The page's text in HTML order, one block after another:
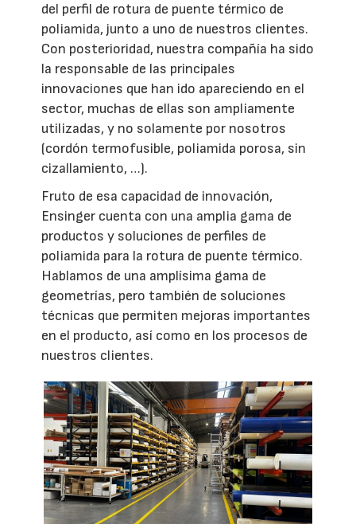
del perfil de rotura de puente térmico de
poliamida, junto a uno de nuestros clientes.
Con posterioridad, nuestra compañía ha sido
la responsable de las principales
innovaciones que han ido apareciendo en el
sector, muchas de ellas son ampliamente
utilizadas, y no solamente por nosotros
(cordón termofusible, poliamida porosa, sin
cizallamiento, …).
Fruto de esa capacidad de innovación,
Ensinger cuenta con una amplia gama de
productos y soluciones de perfiles de
poliamida para la rotura de puente térmico.
Hablamos de una amplísima gama de
geometrías, pero también de soluciones
técnicas que permiten mejoras importantes
en el producto, así como en los procesos de
nuestros clientes.